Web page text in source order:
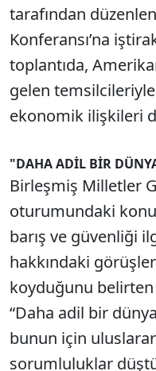
tarafından
Konferansı’na
toplantıda,
gelen
ekonomik ilişkileri
"DAHA ADİL BİR
Birleşmiş Milletler
oturumundaki
barış ve güvenliği
hakkındaki
koyduğunu belirten
“Daha adil bir
bunun için
sorumluluklar